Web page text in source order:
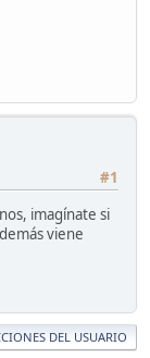
#1
imagínate si
viene
DEL USUARIO